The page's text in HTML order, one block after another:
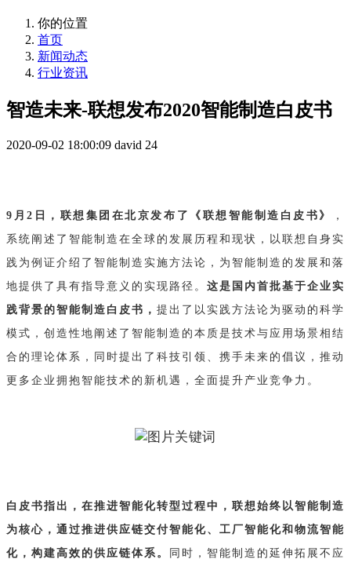
你的位置
首页
新闻动态
行业资讯
智造未来-联想发布2020智能制造白皮书
2020-09-02 18:00:09 david 24
9月2日，联想集团在北京发布了《联想智能制造白皮书》
，
系统阐述了智能制造在全球的发展历程和现状，以联想自身实
践为例证介绍了智能制造实施方法论，为智能制造的发展和落
地提供了具有指导意义的实现路径。 这是国内首批基于企业实
践背景的智能制造白皮书， 提出了以实践方法论为驱动的科学
模式，创造性地阐述了智能制造的本质是技术与应用场景相结
合的理论体系，同时提出了科技引领、携手未来的倡议，推动
更多企业拥抱智能技术的新机遇，全面提升产业竞争力。
白皮书指出，在推进智能化转型过程中， 联想始终以智能制造
为核心，通过推进供应链交付智能化、工厂智能化和物流智能
化， 构建高效的供应链体系。
同时，智能制造的延伸拓展不应